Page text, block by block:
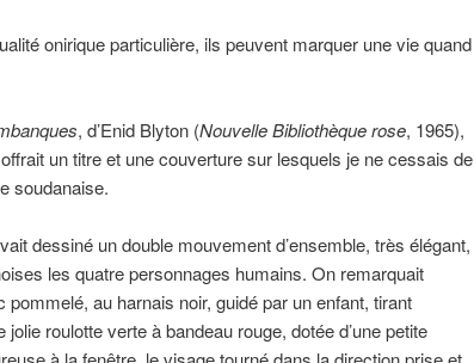
onirique particulière, ils peuvent marquer une vie quand
, d’Enid Blyton (Nouvelle Bibliothèque rose, 1965),
un titre et une couverture sur lesquels je ne cessais de
soudanaise.
dessiné un double mouvement d’ensemble, très élégant,
les quatre personnages humains. On remarquait
pommelé, au harnais noir, guidé par un enfant, tirant
roulotte verte à bandeau rouge, dotée d’une petite